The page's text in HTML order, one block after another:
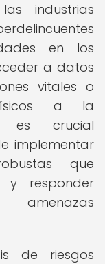
industrias
en los
a datos
vitales o
a la
es crucial
implementar
que
y responder
amenazas
de riesgos